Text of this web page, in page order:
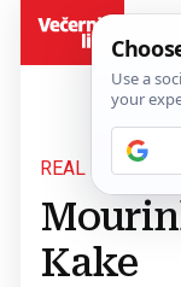
REAL MADRID
Kake